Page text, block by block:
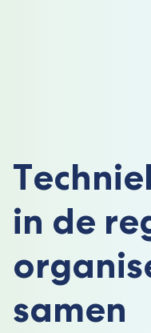
in de
samen